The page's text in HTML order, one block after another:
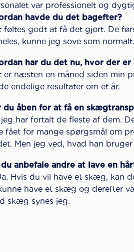
var professionelt og
havde du det bagefter?
føltes godt at få det gjort. De
kunne jeg sove som normalt.
har du det nu, hvor der
er næsten en måned siden min
endelige resultater om et år.
du åben for at få en
jeg har fortalt de fleste af dem.
fået for mange spørgsmål om
Men jeg ved, hvad han
anbefale andre at lave en
Hvis du vil have et skæg, kan
have et skæg og derefter
skæg synes jeg.